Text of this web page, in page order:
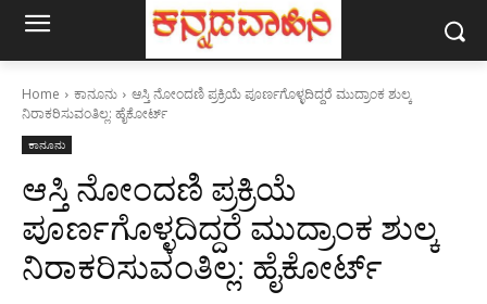
Home ಕಾನೂನು
ಆಸ್ತಿ ನೋಂದಣಿ ಪ್ರಕ್ರಿಯೆ ಪೂರ್ಣಗೊಳ್ಳದಿದ್ದರೆ ಮುದ್ರಾಂಕ ಶುಲ್ಕ
ನಿರಾಕರಿಸುವಂತಿಲ್ಲ: ಹೈಕೋರ್ಟ್
ಕಾನೂನು
ಆಸ್ತಿ ನೋಂದಣಿ ಪ್ರಕ್ರಿಯೆ
ಪೂರ್ಣಗೊಳ್ಳದಿದ್ದರೆ ಮುದ್ರಾಂಕ ಶುಲ್ಕ
ನಿರಾಕರಿಸುವಂತಿಲ್ಲ: ಹೈಕೋರ್ಟ್